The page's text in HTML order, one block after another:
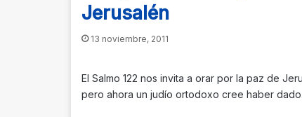
Jerusalén
13 noviembre, 2011
El Salmo 122 nos invita a orar por la paz de
pero ahora un judío ortodoxo cree haber